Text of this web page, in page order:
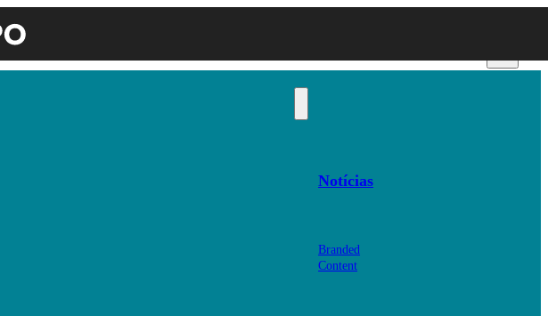
Notícias
Branded
Content